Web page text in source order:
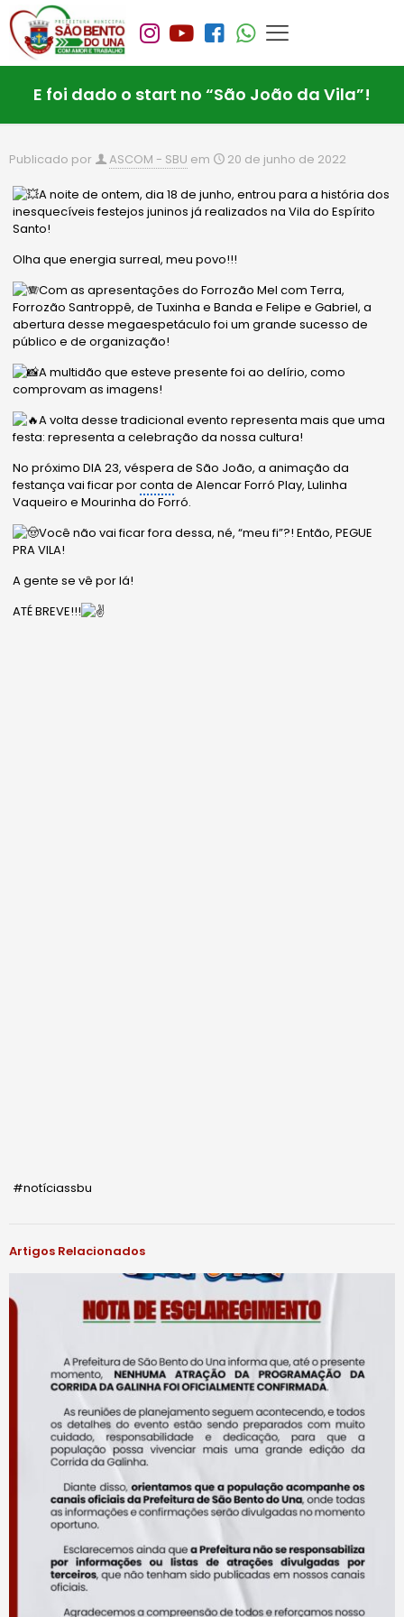
E foi dado o start no “São João da Vila”!
Publicado por ASCOM - SBU em 20 de junho de 2022
A noite de ontem, dia 18 de junho, entrou para a história dos
inesquecíveis festejos juninos já realizados na Vila do Espírito
Santo!
Olha que energia surreal, meu povo!!!
Com as apresentações do Forrozão Mel com Terra,
Forrozão Santroppê, de Tuxinha e Banda e Felipe e Gabriel, a
abertura desse megaespetáculo foi um grande sucesso de
público e de organização!
A multidão que esteve presente foi ao delírio, como
comprovam as imagens!
A volta desse tradicional evento representa mais que uma
festa: representa a celebração da nossa cultura!
No próximo DIA 23, véspera de São João, a animação da
festança vai ficar porconta de Alencar Forró Play, Lulinha
Vaqueiro e Mourinha do Forró.
Você não vai ficar fora dessa, né, “meu fi”?! Então, PEGUE
PRA VILA!
A gente se vê por lá!
ATÉ BREVE!!!
#notíciassbu
Artigos Relacionados